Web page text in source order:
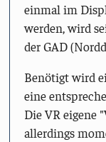
einmal im
werden, wird
der GAD
Benötigt wird
eine
Die VR eigene
allerdings